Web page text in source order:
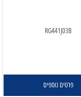
RG441J03B
פרטים נוספים